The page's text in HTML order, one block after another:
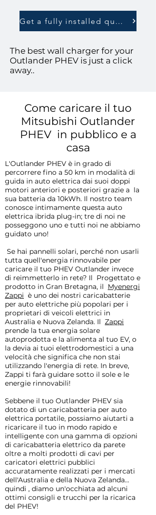
Get a fully installed quote
The best wall charger for your
Outlander PHEV is just a click
away..
Caricabatterie portatile
tipo 1 J1772 EV (con
ampere
Esaurito
Come caricare il tuo
Mitsubishi Outlander
PHEV in pubblico e a
casa
L'Outlander PHEV è in grado di
percorrere fino a 50 km in modalità di
guida in auto elettrica dai suoi doppi
motori anteriori e posteriori grazie a la
sua batteria da 10kWh. Il nostro team
conosce intimamente questa auto
elettrica ibrida plug-in; tre di noi ne
posseggono uno e tutti noi ne abbiamo
guidato uno!
Se hai pannelli solari, perché non usarli
tutta quell'energia rinnovabile per
caricare il tuo PHEV Outlander invece
di reimmetterlo in rete? Il Progettato e
prodotto in Gran Bretagna, il Myenergi
Zappi è uno dei nostri caricabatterie
per auto elettriche più popolari per i
proprietari di veicoli elettrici in
Australia e Nuova Zelanda. Il Zappi
prende la tua energia solare
autoprodotta e la alimenta al tuo EV, o
la devia ai tuoi elettrodomestici a una
velocità che significa che non stai
utilizzando l'energia di rete. In breve,
Zappi ti farà guidare sotto il sole e le
energie rinnovabili!
Sebbene il tuo Outlander PHEV sia
dotato di un caricabatteria per auto
elettrica portatile, possiamo aiutarti a
ricaricare il tuo in modo rapido e
intelligente con una gamma di opzioni
di caricabatteria elettrico da parete
oltre a molti prodotti di cavi per
caricatori elettrici pubblici
accuratamente realizzati per i mercati
dell'Australia e della Nuova Zelanda...
quindi , diamo un'occhiata ad alcuni
ottimi consigli e trucchi per la ricarica
del PHEV!